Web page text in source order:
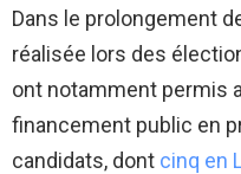
Dans le prolongement
réalisée lors des
ont notamment permis
financement public en
candidats, dont cinq en